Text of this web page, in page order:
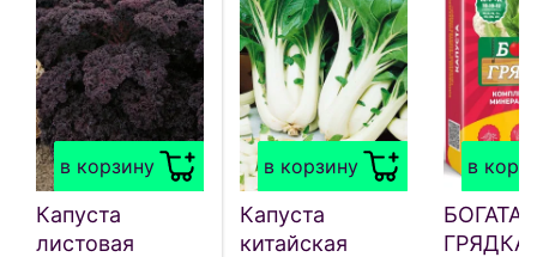
в корзину
Капуста
листовая
в корзину
Капуста
китайская
в
БОГАТАЯ
ГРЯДКА